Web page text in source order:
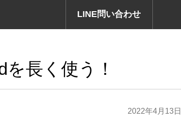
LINE問い合わせ
を長く使う！
2022年4月13日